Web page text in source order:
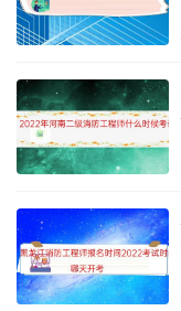
（2）直接申报：符
直接申报鉴定。
3、鉴定站对考生报
4、资格审查合格的
初级115元/人次，理
中级165元/人次，